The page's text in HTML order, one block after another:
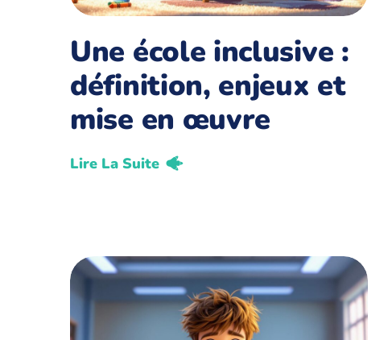
Une école inclusive :
définition, enjeux et
mise en œuvre
Lire La Suite